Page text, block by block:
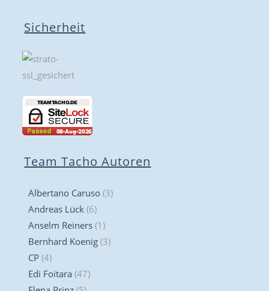
Sicherheit
Team Tacho Autoren
Albertano Caruso (3)
Andreas Lück (6)
Anselm Reiners (1)
Bernhard Koenig (3)
CP (4)
Edi Foitara (47)